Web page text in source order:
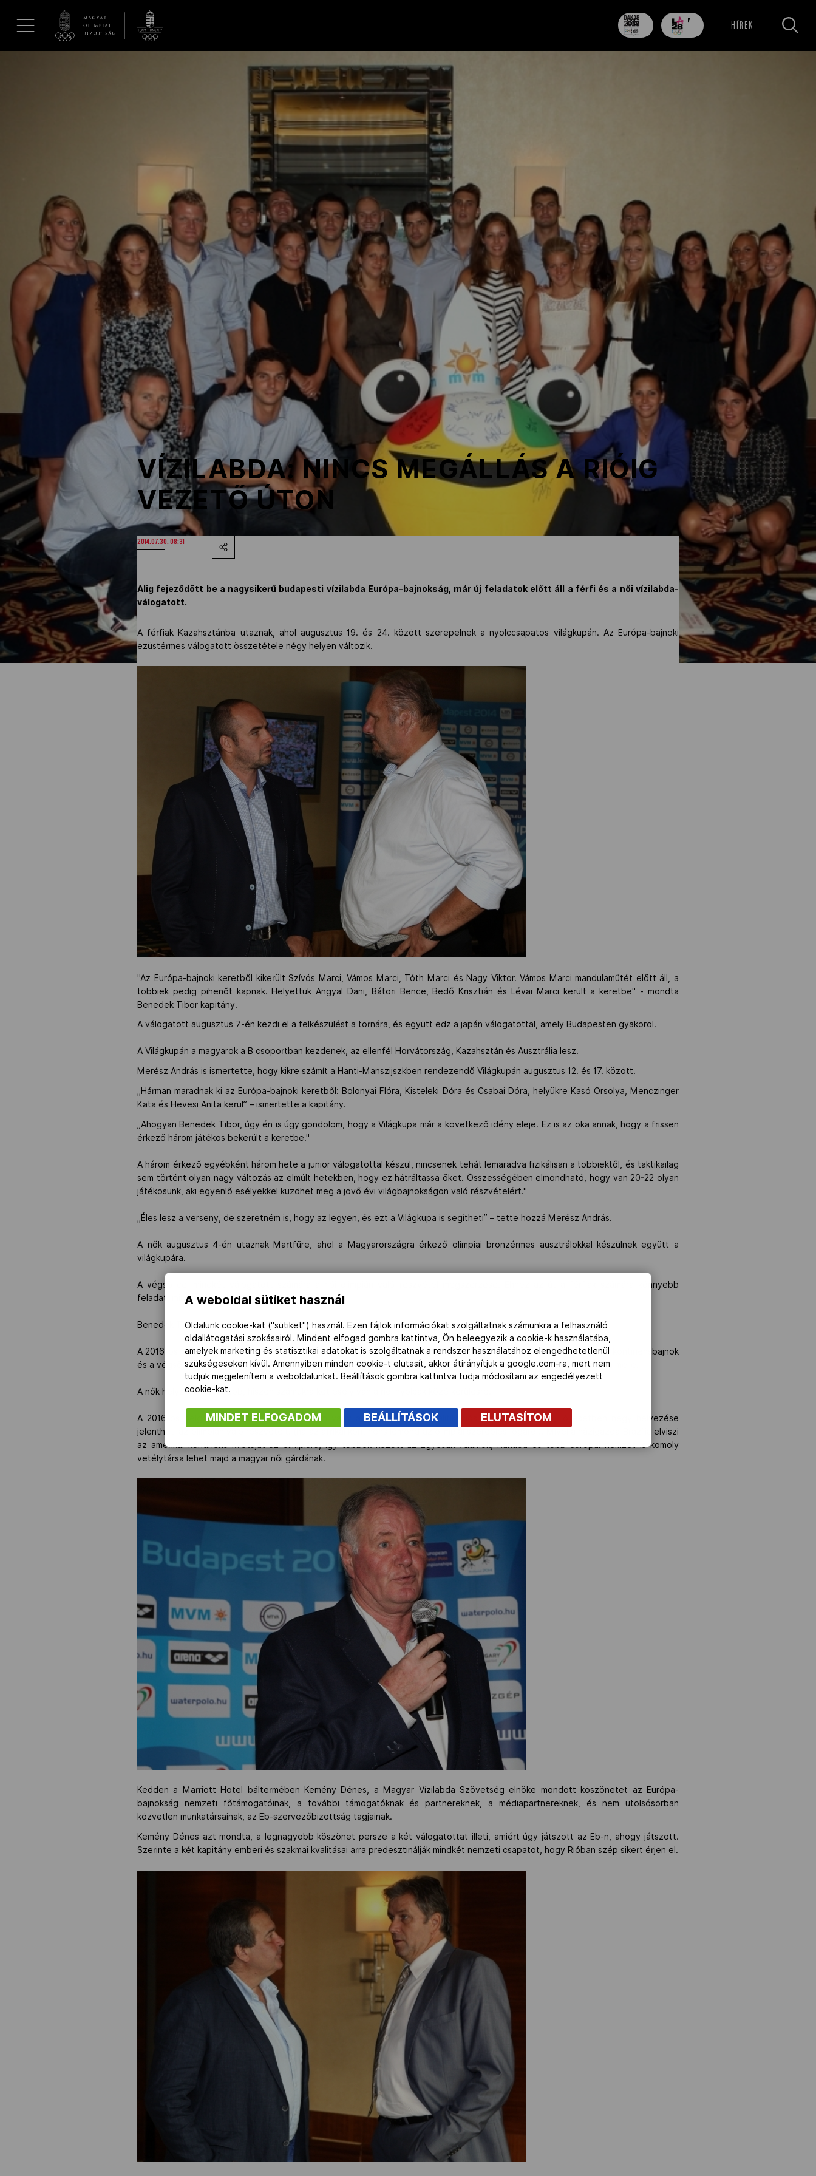
Los Angeles 2028
MOB
Kettőskarrier-program
NOB
Társszervezetek
OVEP
Adatbank
86
nap
707
nap HÍREK
VÍZILABDA: NINCS MEGÁLLÁS A RIÓIG
VEZETŐ ÚTON
2014.07.30. 08:31
Alig fejeződött be a nagysikerű budapesti vízilabda Európa-bajnokság, már új feladatok előtt áll a férfi és a női vízilabda-
válogatott.
A férfiak Kazahsztánba utaznak, ahol augusztus 19. és 24. között szerepelnek a nyolccsapatos világkupán. Az Európa-bajnoki
ezüstérmes válogatott összetétele négy helyen változik.
"Az Európa-bajnoki keretből kikerült Szívós Marci, Vámos Marci, Tóth Marci és Nagy Viktor. Vámos Marci mandulaműtét előtt áll, a
többiek pedig pihenőt kapnak. Helyettük Angyal Dani, Bátori Bence, Bedő Krisztián és Lévai Marci került a keretbe" - mondta
Benedek Tibor kapitány.
A válogatott augusztus 7-én kezdi el a felkészülést a tornára, és együtt edz a japán válogatottal, amely Budapesten gyakorol.
A Világkupán a magyarok a B csoportban kezdenek, az ellenfél Horvátország, Kazahsztán és Ausztrália lesz.
Merész András is ismertette, hogy kikre számít a Hanti-Manszijszkben rendezendő Világkupán augusztus 12. és 17. között.
„Hárman maradnak ki az Európa-bajnoki keretből: Bolonyai Flóra, Kisteleki Dóra és Csabai Dóra, helyükre Kasó Orsolya, Menczinger
Kata és Hevesi Anita kerül” – ismertette a kapitány.
„Ahogyan Benedek Tibor, úgy én is úgy gondolom, hogy a Világkupa már a következő idény eleje. Ez is az oka annak, hogy a frissen
érkező három játékos bekerült a keretbe."
A három érkező egyébként három hete a junior válogatottal készül, nincsenek tehát lemaradva fizikálisan a többiektől, és taktikailag
sem történt olyan nagy változás az elmúlt hetekben, hogy ez hátráltassa őket. Összességében elmondható, hogy van 20-22 olyan
játékosunk, aki egyenlő esélyekkel küzdhet meg a jövő évi világbajnokságon való részvételért."
„Éles lesz a verseny, de szeretném is, hogy az legyen, és ezt a Világkupa is segítheti” – tette hozzá Merész András.
A nők augusztus 4-én utaznak Martfűre, ahol a Magyarországra érkező olimpiai bronzérmes ausztrálokkal készülnek együtt a
világkupára.
A végső cél mindkét válogatott számára a riói olimpián való részvétel megszerzése. Ehhez az út a férfiak számára könnyebb
feladat, mint a hölgyeknek.
Benedek Tibor gárdája a 12 fős olimpiai mezőnybe négy torna valamelyikén keresztül juthat el.
A 2016-os olimpián a 2015-ös világliga győztese, a 2016-os kazanyi világbajnokság két döntőse, a 2016-os belgrádi kontinensbajnok
és a végső olimpiai kvalifikációs torna első három helyezettje csatlakozhat a további kontinensek bajnokai és Brazília mellé.
A nők helyzete nehezebb, hiszen számukra két esély van a riói nyolcak közé kerülésre.
A 2016-os belgrádi Európa-bajnoki győzelem vagy a végső olimpiai kvalifikációs torna első három, jó esetben négy helyezése
jelentheti az olimpián való részvételt. (ha az afrikai kontinens lemond az olimpiai szereplés jogáról). Mivel a házigazda Brazília elviszi
az amerikai kontinens kvótáját az olimpiára, így többek között az Egyesült Államok, Kanada és több európai nemzet is komoly
vetélytársa lehet majd a magyar női gárdának.
Kedden a Marriott Hotel báltermében Kemény Dénes, a Magyar Vízilabda Szövetség elnöke mondott köszönetet az Európa-
bajnokság nemzeti főtámogatóinak, a további támogatóknak és partnereknek, a médiapartnereknek, és nem utolsósorban
közvetlen munkatársainak, az Eb-szervezőbizottság tagjainak.
Kemény Dénes azt mondta, a legnagyobb köszönet persze a két válogatottat illeti, amiért úgy játszott az Eb-n, ahogy játszott.
Szerinte a két kapitány emberi és szakmai kvalitásai arra predesztinálják mindkét nemzeti csapatot, hogy Rióban szép sikert érjen el.
A weboldal sütiket használ
Oldalunk cookie-kat ("sütiket") használ. Ezen fájlok információkat szolgáltatnak számunkra a felhasználó
oldallátogatási szokásairól. Mindent elfogad gombra kattintva, Ön beleegyezik a cookie-k használatába,
amelyek marketing és statisztikai adatokat is szolgáltatnak a rendszer használatához elengedhetetlenül
szükségeseken kívül. Amennyiben minden cookie-t elutasít, akkor átirányítjuk a google.com-ra, mert nem
tudjuk megjeleníteni a weboldalunkat. Beállítások gombra kattintva tudja módosítani az engedélyezett
cookie-kat.
MINDET ELFOGADOM BEÁLLÍTÁSOK ELUTASÍTOM